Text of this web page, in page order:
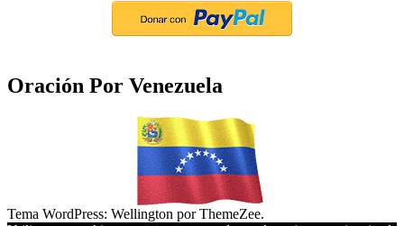
Oración Por Venezuela
Tema WordPress: Wellington por ThemeZee.